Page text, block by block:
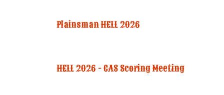
Plainsman HELL 2026
HELL 2026 - CAS Scoring Meeting